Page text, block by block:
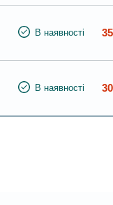
В наявності
В наявності